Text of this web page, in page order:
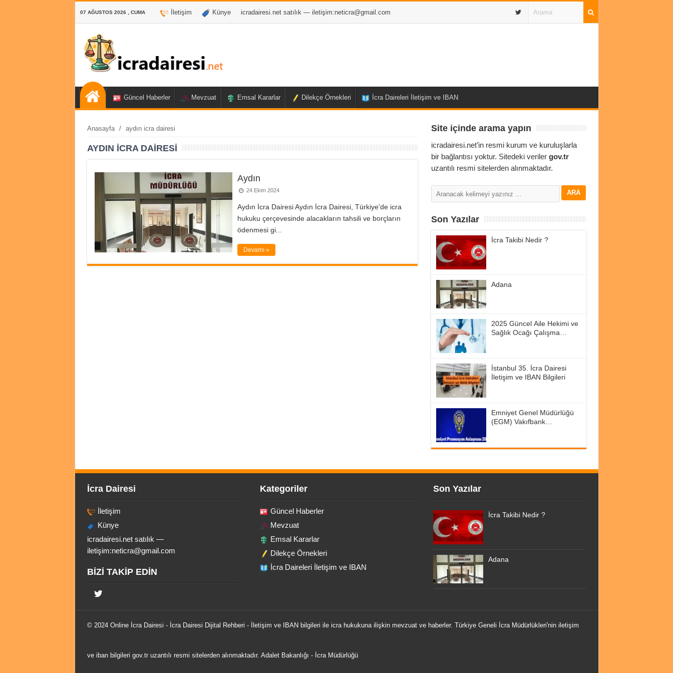
07 AĞUSTOS 2026 , CUMA İletişim Künye icradairesi.net satılık — iletişim:neticra@gmail.com
Güncel Haberler Mevzuat Emsal Kararlar Dilekçe Örnekleri İcra Daireleri İletişim ve IBAN
Anasayfa / aydın icra dairesi
AYDIN ICRA DAIRESI
Aydın
24 Ekim 2024
Aydın İcra Dairesi Aydın İcra Dairesi, Türkiye'de icra
hukuku çerçevesinde alacakların tahsili ve borçların
ödenmesi gi...
Devamı »
Site içinde arama yapın
icradairesi.net’in resmi kurum ve kuruluşlarla
bir bağlantısı yoktur. Sitedeki veriler gov.tr
uzantılı resmi sitelerden alınmaktadır.
Son Yazılar
İcra Takibi Nedir ?
Adana
2025 Güncel Aile Hekimi ve
Sağlık Ocağı Çalışma
İstanbul 35. İcra Dairesi
İletişim ve IBAN Bilgileri
Emniyet Genel Müdürlüğü
(EGM) Vakıfbank
İcra Dairesi
İletişim
Künye
icradairesi.net satılık —
iletişim:neticra@gmail.com
BİZİ TAKİP EDİN
Kategoriler
Güncel Haberler
Mevzuat
Emsal Kararlar
Dilekçe Örnekleri
İcra Daireleri İletişim ve IBAN
Son Yazılar
İcra Takibi Nedir ?
Adana
© 2024 Online İcra Dairesi - İcra Dairesi Dijital Rehberi - İletişim ve IBAN bilgileri ile icra hukukuna ilişkin mevzuat ve haberler. Türkiye Geneli İcra Müdürlükleri'nin iletişim
ve iban bilgileri gov.tr uzantılı resmi sitelerden alınmaktadır. Adalet Bakanlığı - İcra Müdürlüğü